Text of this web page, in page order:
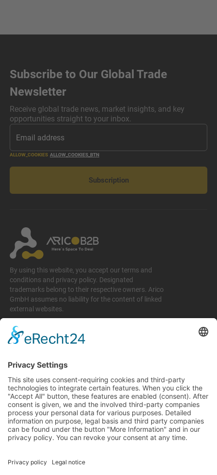
Subscribe to Our Global Trade
Newsletter
Receive global trade news, market insights, and key
opportunities straight to your inbox.
ALLOW_COOKIES ALLOW_COOKIES_BTN
Subscription
By using this website, you accept our terms and
conditions and privacy policy. Designated
trademarks belong to their respective owners. Arico
GmbH assumes no liability for the content of linked
external websites.
Legal matters
Privacy policy
Terms and conditions
Return & Refund Policy
Support
+49 6074 628 011
Frequently asked questions